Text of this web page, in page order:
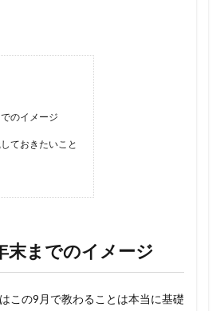
のイメージ
ておきたいこと
末までのイメージ
この9月で教わることは本当に基礎